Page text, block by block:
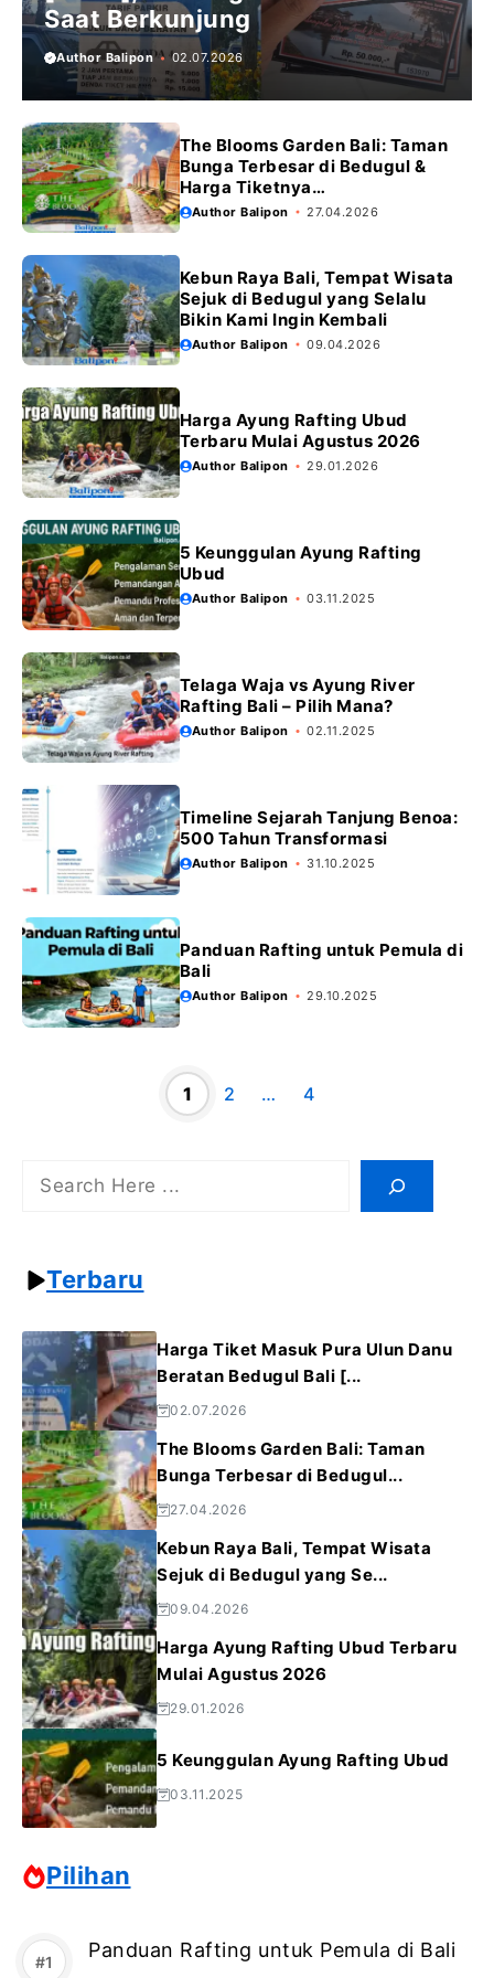
Saat Berkunjung
Author Balipon 02.07.2026
The Blooms Garden Bali: Taman
Bunga Terbesar di Bedugul &
Harga Tiketnya…
Author Balipon 27.04.2026
Kebun Raya Bali, Tempat Wisata
Sejuk di Bedugul yang Selalu
Bikin Kami Ingin Kembali
Author Balipon 09.04.2026
Harga Ayung Rafting Ubud
Terbaru Mulai Agustus 2026
Author Balipon 29.01.2026
5 Keunggulan Ayung Rafting
Ubud
Author Balipon 03.11.2025
Telaga Waja vs Ayung River
Rafting Bali – Pilih Mana?
Author Balipon 02.11.2025
Timeline Sejarah Tanjung Benoa:
500 Tahun Transformasi
Author Balipon 31.10.2025
Panduan Rafting untuk Pemula di
Bali
Author Balipon 29.10.2025
Halaman
1 Halaman
2 … Halaman
4
Search
Terbaru
Harga Tiket Masuk Pura Ulun Danu
Beratan Bedugul Bali [...
02.07.2026
The Blooms Garden Bali: Taman
Bunga Terbesar di Bedugul...
27.04.2026
Kebun Raya Bali, Tempat Wisata
Sejuk di Bedugul yang Se...
09.04.2026
Harga Ayung Rafting Ubud Terbaru
Mulai Agustus 2026
29.01.2026
5 Keunggulan Ayung Rafting Ubud
03.11.2025
Pilihan
Panduan Rafting untuk Pemula di Bali